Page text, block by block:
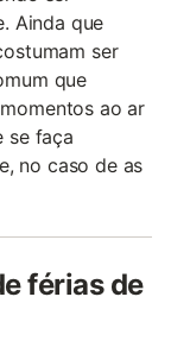
Ainda que
ser
que
ao ar
se faça
no caso de as
férias de